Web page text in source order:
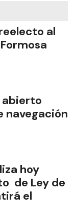
al
abierto
navegación
hoy
de Ley de
el